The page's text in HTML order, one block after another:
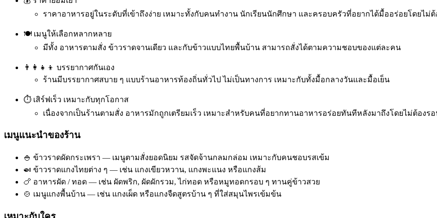
ราคาอาหารอยู่ในระดับที่เข้าถึงง่าย เหมาะทั้งกับคนทำงาน นักเรียนนักศึกษา และครอบครัวที่อยากได้มื้ออร่อยโดยไม่ต้
🍽️ เมนูให้เลือกหลากหลาย
มีทั้ง อาหารตามสั่ง ข้าวราดจานเดียว และกับข้าวแบบไทยพื้นบ้าน สามารถสั่งได้ตามความชอบของแต่ละคน
👨‍👩‍👧‍👦 บรรยากาศกันเอง
ร้านมีบรรยากาศสบาย ๆ แบบร้านอาหารท้องถิ่นทั่วไป ไม่เป็นทางการ เหมาะกับทั้งมื้อกลางวันและมื้อเย็น
⏱️ เสิร์ฟเร็ว เหมาะกับทุกโอกาส
เนื่องจากเป็นร้านตามสั่ง อาหารมักถูกเตรียมเร็ว เหมาะสำหรับคนที่อยากทานอาหารอร่อยทันทีหลังมาถึงโดยไม่ต้องร
เมนูแนะนำของร้าน
🍚 ข้าวราดผัดกระเพรา — เมนูตามสั่งยอดนิยม รสจัดจ้านกลมกล่อม เหมาะกับคนชอบรสเข้ม
🍛 ข้าวราดแกงไทยต่าง ๆ — เช่น แกงเขียวหวาน, แกงพะแนง หรือแกงส้ม
🍗 อาหารผัด / ทอด — เช่น ผัดพริก, ผัดผักรวม, ไก่ทอด หรือหมูทอดกรอบ ๆ ทานคู่ข้าวสวย
🍲 เมนูแกงพื้นบ้าน — เช่น แกงเผ็ด หรือแกงจืดสูตรบ้าน ๆ ที่ใส่สมุนไพรเข้มข้น